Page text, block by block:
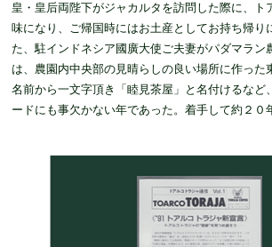
皇・皇后両陛下がジャカルタを訪問した際に、ト
味になり、ご帰国時にはお土産としてお持ち帰り
た、駐インドネシア國廣大使ご夫妻がパダマラン
は、農園内中央部の見晴らしの良い場所に作った
名前から一文字頂き「睦見茶屋」と名付けるなど
ードにも事欠かない年であった。着手して約２０